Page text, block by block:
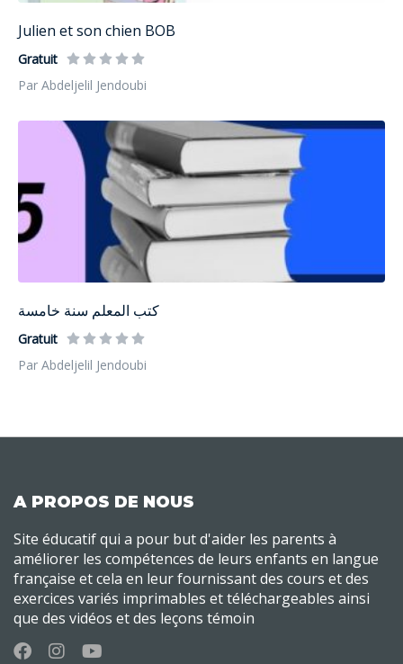
Julien et son chien BOB
Gratuit
Par Abdeljelil Jendoubi
كتب المعلم سنة خامسة
Gratuit
Par Abdeljelil Jendoubi
A PROPOS DE NOUS
Site éducatif qui a pour but d'aider les parents à
améliorer les compétences de leurs enfants en langue
française et cela en leur fournissant des cours et des
exercices variés imprimables et téléchargeables ainsi
que des vidéos et des leçons témoin